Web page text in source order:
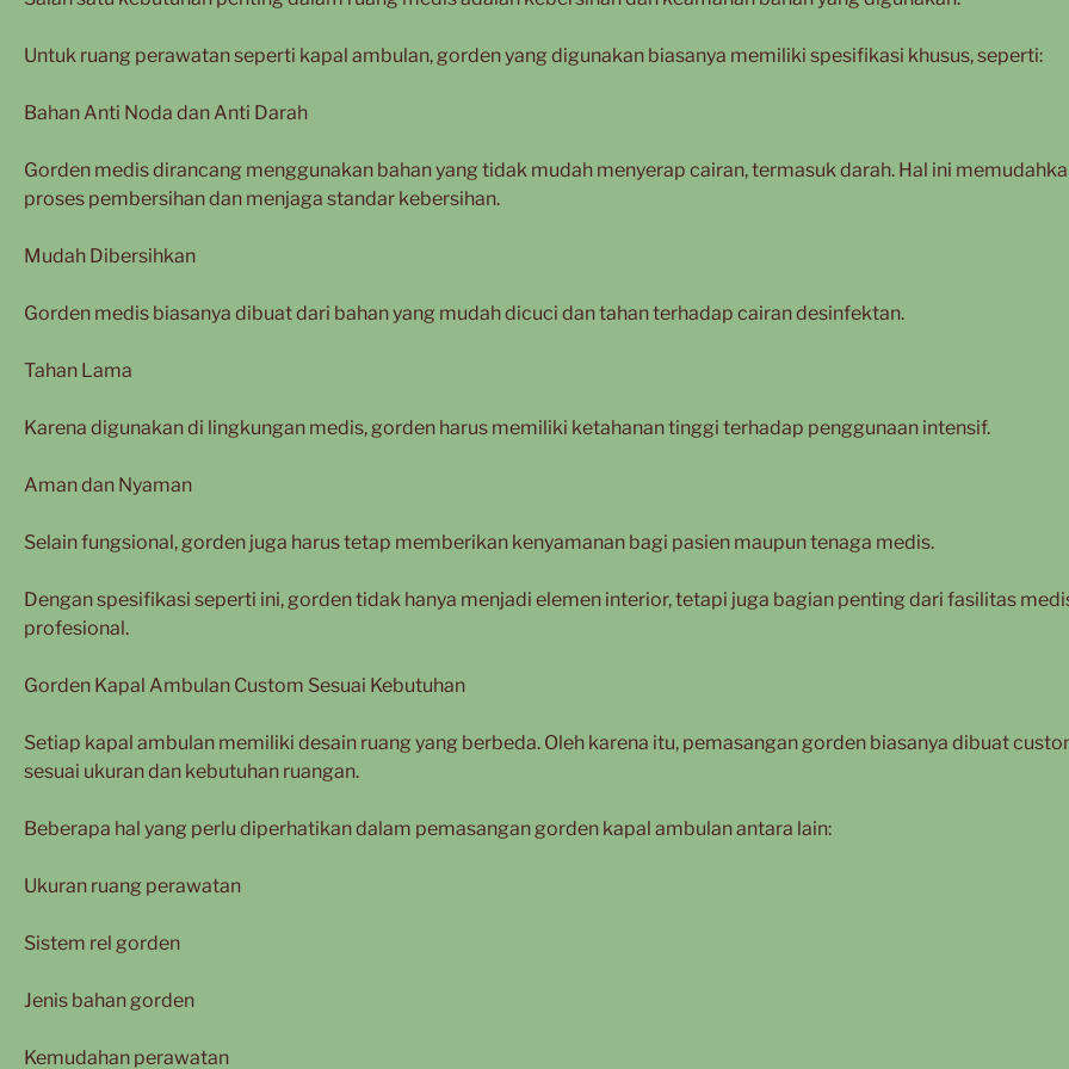
Untuk ruang perawatan seperti kapal ambulan, gorden yang digunakan biasanya memiliki spesifikasi khusus, seperti:
Bahan Anti Noda dan Anti Darah
Gorden medis dirancang menggunakan bahan yang tidak mudah menyerap cairan, termasuk darah. Hal ini
proses pembersihan dan menjaga standar kebersihan.
Mudah Dibersihkan
Gorden medis biasanya dibuat dari bahan yang mudah dicuci dan tahan terhadap cairan desinfektan.
Tahan Lama
Karena digunakan di lingkungan medis, gorden harus memiliki ketahanan tinggi terhadap penggunaan intensif.
Aman dan Nyaman
Selain fungsional, gorden juga harus tetap memberikan kenyamanan bagi pasien maupun tenaga medis.
Dengan spesifikasi seperti ini, gorden tidak hanya menjadi elemen interior, tetapi juga bagian penting dari fasilitas
profesional.
Gorden Kapal Ambulan Custom Sesuai Kebutuhan
Setiap kapal ambulan memiliki desain ruang yang berbeda. Oleh karena itu, pemasangan gorden biasanya dibuat
sesuai ukuran dan kebutuhan ruangan.
Beberapa hal yang perlu diperhatikan dalam pemasangan gorden kapal ambulan antara lain:
Ukuran ruang perawatan
Sistem rel gorden
Jenis bahan gorden
Kemudahan perawatan